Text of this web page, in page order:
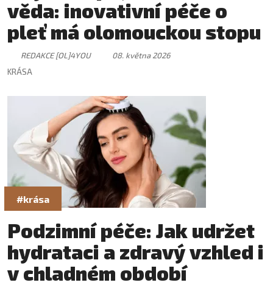
věda: inovativní péče o
pleť má olomouckou stopu
REDAKCE [OL]4YOU
08. května 2026
KRÁSA
#krása
Podzimní péče: Jak udržet
hydrataci a zdravý vzhled i
v chladném období